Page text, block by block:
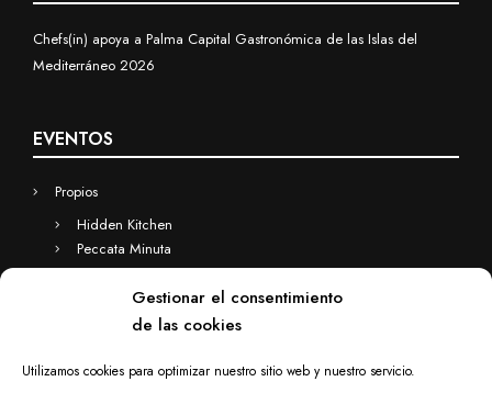
Gestionar el consentimiento
de las cookies
Utilizamos cookies para optimizar nuestro sitio web y nuestro servicio.
Chefs(in) apoya a Palma Capital Gastronómica de las Islas del
Mediterráneo 2026
EVENTOS
Propios
Hidden Kitchen
Peccata Minuta
Eventos a medida
Hidden Kitchen Business